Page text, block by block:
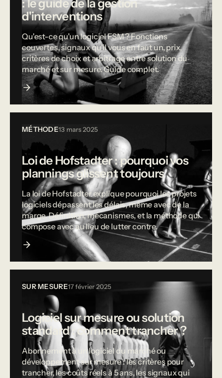
: le guide de la gestion
d'interventions
Qu'est-ce qu'un logiciel FSM ? Fonctions
couvertes, signaux qu'il vous en faut un, prix,
critères de choix et arbitrage entre solution du
marché et sur mesure. Guide complet.
MÉTHODE13 mars 2025
Loi de Hofstadter : pourquoi vos
plannings glissent toujours
La loi de Hofstadter explique pourquoi les projets
logiciels dépassent les délais, même avec de la
marge. Définition, mécanismes, et la méthode qui
compose avec au lieu de lutter contre.
SUR MESURE17 février 2025
Logiciel sur mesure ou solution
standard : comment trancher ?
Abonnement à un logiciel du marché ou
développement sur mesure : les critères pour
trancher, les coûts réels à 5 ans, les signaux qui